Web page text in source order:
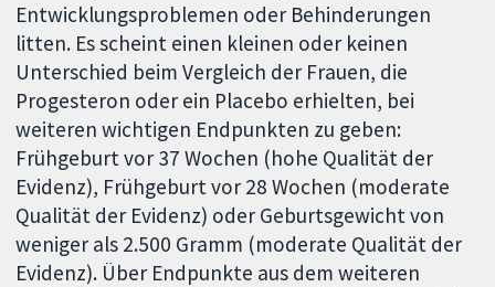
Entwicklungsproblemen oder Behinderungen
litten. Es scheint einen kleinen oder keinen
Unterschied beim Vergleich der Frauen, die
Progesteron oder ein Placebo erhielten, bei
weiteren wichtigen Endpunkten zu geben:
Frühgeburt vor 37 Wochen (hohe Qualität der
Evidenz), Frühgeburt vor 28 Wochen (moderate
Qualität der Evidenz) oder Geburtsgewicht von
weniger als 2.500 Gramm (moderate Qualität der
Evidenz). Über Endpunkte aus dem weiteren